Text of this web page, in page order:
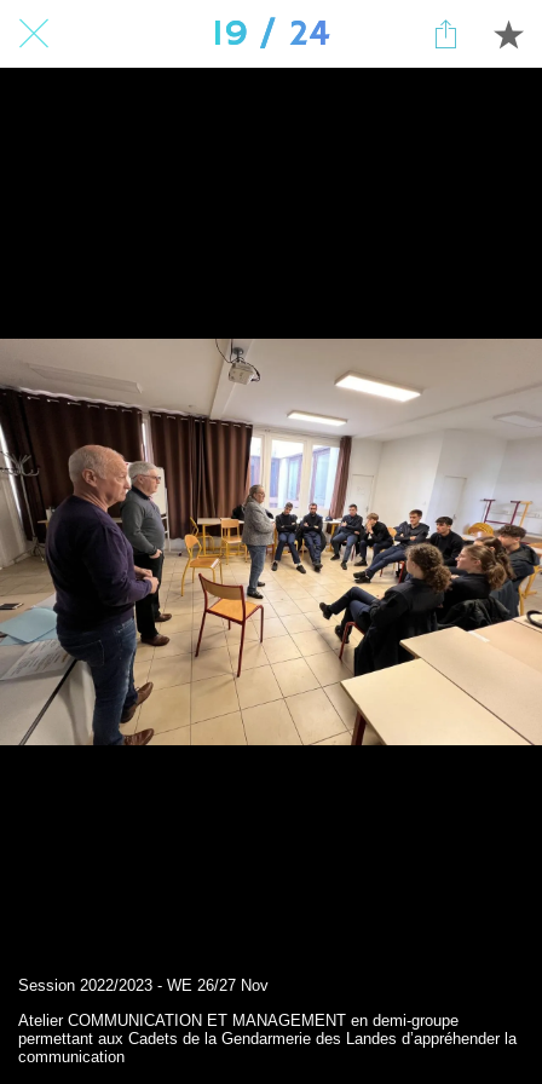
19 / 24
Session 2022/2023 - WE 26/27 Nov
Atelier COMMUNICATION ET MANAGEMENT en demi-groupe
permettant aux Cadets de la Gendarmerie des Landes d’appréhender la
communication